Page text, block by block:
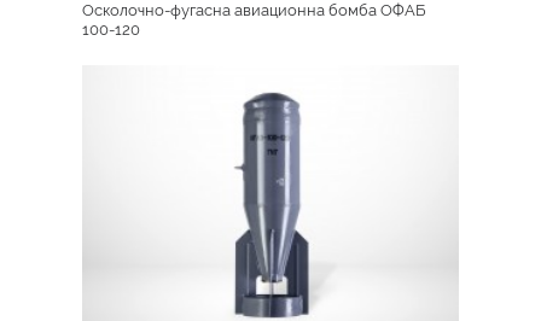
Осколочно-фугасна авиационна бомба ОФАБ
100-120